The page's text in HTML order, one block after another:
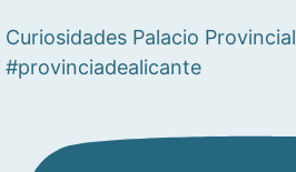
Curiosidades Palacio Provincial
#provinciadealicante